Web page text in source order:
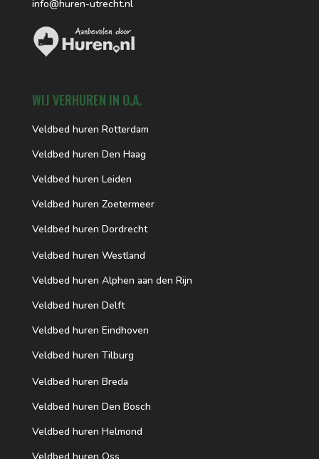
info@huren-utrecht.nl
WIJ VERHUREN IN O.A.
Veldbed huren Rotterdam
Veldbed huren Den Haag
Veldbed huren Leiden
Veldbed huren Zoetermeer
Veldbed huren Dordrecht
Veldbed huren Westland
Veldbed huren Alphen aan den Rijn
Veldbed huren Delft
Veldbed huren Eindhoven
Veldbed huren Tilburg
Veldbed huren Breda
Veldbed huren Den Bosch
Veldbed huren Helmond